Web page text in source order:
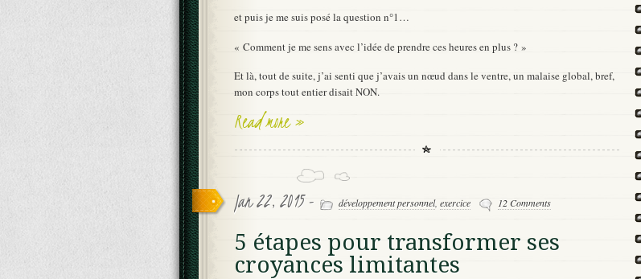
et puis je me suis posé la question n°1…
« Comment je me sens avec l’idée de prendre ces heures en plus ? »
Et là, tout de suite, j’ai senti que j’avais un nœud dans le ventre, un malaise global, bref,
mon corps tout entier disait NON.
Read more »
Jan 22, 2015 - développement personnel, exercice 12 Comments
5 étapes pour transformer ses
croyances limitantes